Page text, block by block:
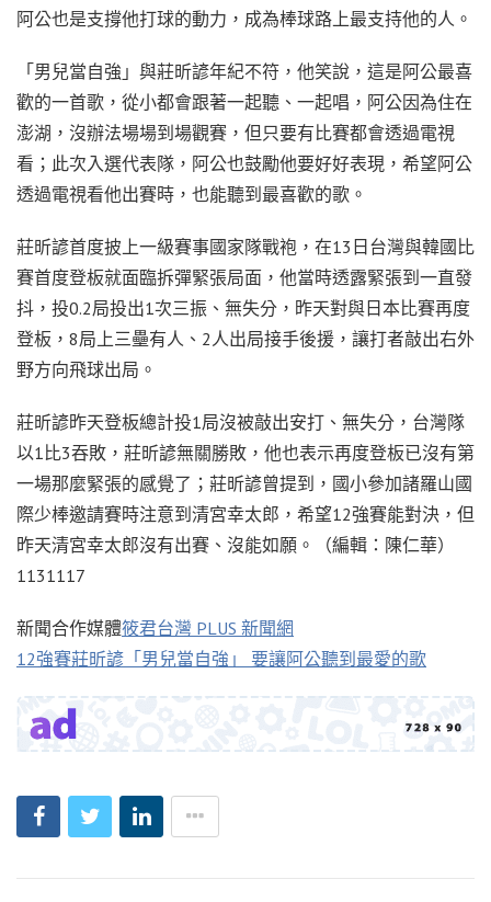
阿公也是支撐他打球的動力，成為棒球路上最支持他的人。
「男兒當自強」與莊昕諺年紀不符，他笑說，這是阿公最喜
歡的一首歌，從小都會跟著一起聽、一起唱，阿公因為住在
澎湖，沒辦法場場到場觀賽，但只要有比賽都會透過電視
看；此次入選代表隊，阿公也鼓勵他要好好表現，希望阿公
透過電視看他出賽時，也能聽到最喜歡的歌。
莊昕諺首度披上一級賽事國家隊戰袍，在13日台灣與韓國比
賽首度登板就面臨拆彈緊張局面，他當時透露緊張到一直發
抖，投0.2局投出1次三振、無失分，昨天對與日本比賽再度
登板，8局上三壘有人、2人出局接手後援，讓打者敲出右外
野方向飛球出局。
莊昕諺昨天登板總計投1局沒被敲出安打、無失分，台灣隊
以1比3吞敗，莊昕諺無關勝敗，他也表示再度登板已沒有第
一場那麼緊張的感覺了；莊昕諺曾提到，國小參加諸羅山國
際少棒邀請賽時注意到清宮幸太郎，希望12強賽能對決，但
昨天清宮幸太郎沒有出賽、沒能如願。（編輯：陳仁華）
1131117
新聞合作媒體筱君台灣 PLUS 新聞網
12強賽莊昕諺「男兒當自強」 要讓阿公聽到最愛的歌